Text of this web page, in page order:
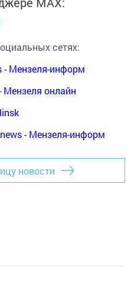
сетях:
- Мензеля-информ
Мензеля онлайн
- Мензеля-информ
новости